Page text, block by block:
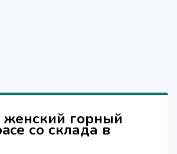
женский горный
со склада в